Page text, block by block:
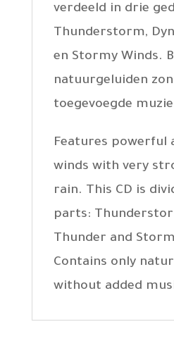
verdeeld in drie
Thunderstorm,
en Stormy Winds.
natuurgeluiden
toegevoegde
Features powerful
winds with very
rain. This CD is
parts:
Thunder and
Contains only
without added